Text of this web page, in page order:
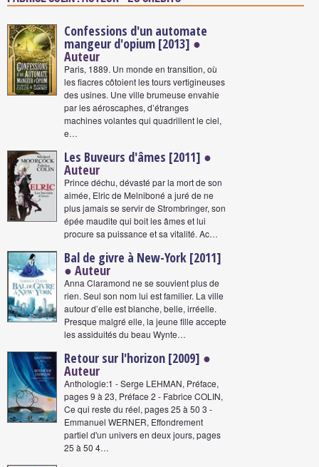
Confessions d'un automate
mangeur d'opium [2013] ●
Auteur
Paris, 1889. Un monde en transition, où
les fiacres côtoient les tours vertigineuses
des usines. Une ville brumeuse envahie
par les aéroscaphes, d’étranges
machines volantes qui quadrillent le ciel,
e…
Les Buveurs d'âmes [2011] ●
Auteur
Prince déchu, dévasté par la mort de son
aimée, Elric de Melniboné a juré de ne
plus jamais se servir de Strombringer, son
épée maudite qui boit les âmes et lui
procure sa puissance et sa vitalité. Ac…
Bal de givre à New-York [2011]
● Auteur
Anna Claramond ne se souvient plus de
rien. Seul son nom lui est familier. La ville
autour d’elle est blanche, belle, irréelle.
Presque malgré elle, la jeune fille accepte
les assiduités du beau Wynte…
Retour sur l'horizon [2009] ●
Auteur
Anthologie:1 - Serge LEHMAN, Préface,
pages 9 à 23, Préface 2 - Fabrice COLIN,
Ce qui reste du réel, pages 25 à 50 3 -
Emmanuel WERNER, Effondrement
partiel d'un univers en deux jours, pages
25 à 50 4…